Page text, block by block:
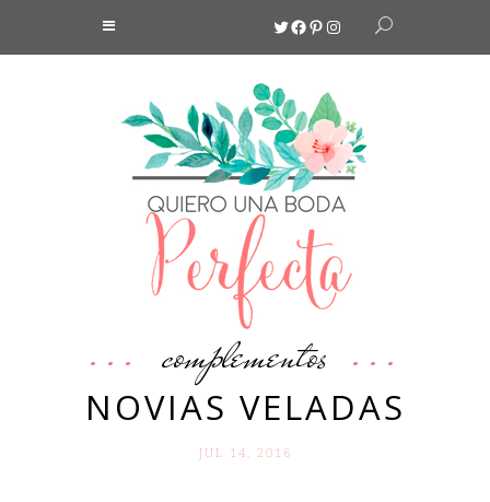
Twitter
Facebook
Pinterest
Instagram
complementos
NOVIAS VELADAS
JUL 14. 2016